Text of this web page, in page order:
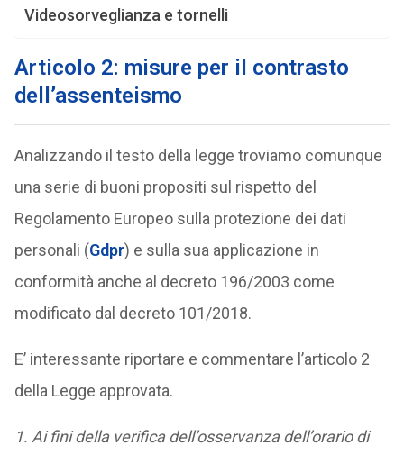
Videosorveglianza e tornelli
Articolo 2: misure per il contrasto
dell’assenteismo
Analizzando il testo della legge troviamo comunque
una serie di buoni propositi sul rispetto del
Regolamento Europeo sulla protezione dei dati
personali (Gdpr) e sulla sua applicazione in
conformità anche al decreto 196/2003 come
modificato dal decreto 101/2018.
E’ interessante riportare e commentare l’articolo 2
della Legge approvata.
1. Ai fini della verifica dell’osservanza dell’orario di